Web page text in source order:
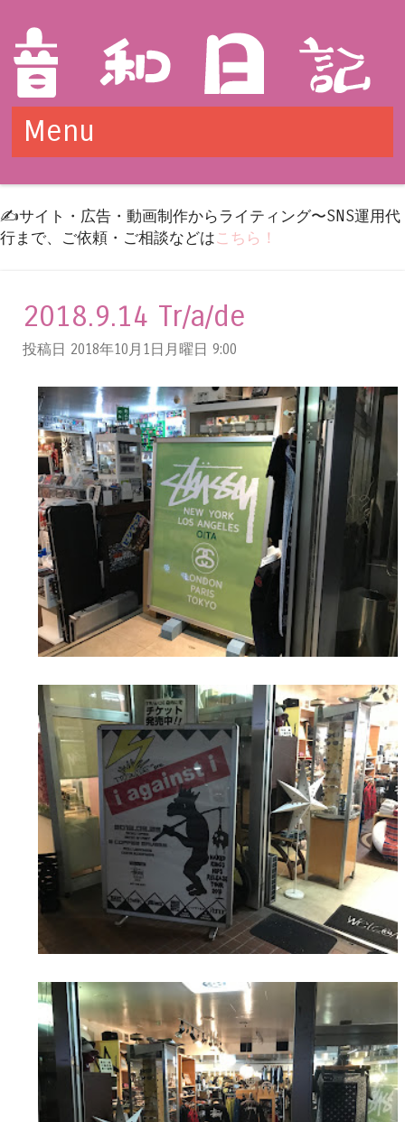
Menu
✍️サイト・広告・動画制作からライティング〜SNS運用代
行まで、ご依頼・ご相談などはこちら！
2018.9.14 Tr/a/de
投稿日 2018年10月1日月曜日 9:00